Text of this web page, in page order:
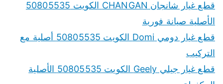
قطع غيار شانجان CHANGAN الكويت 50805535
الأصلية صيانة فورية
قطع غيار دومي Domi الكويت 50805535 أصلية مع
التركيب
قطع غيار جيلي Geely الكويت 50805535 الأصلية